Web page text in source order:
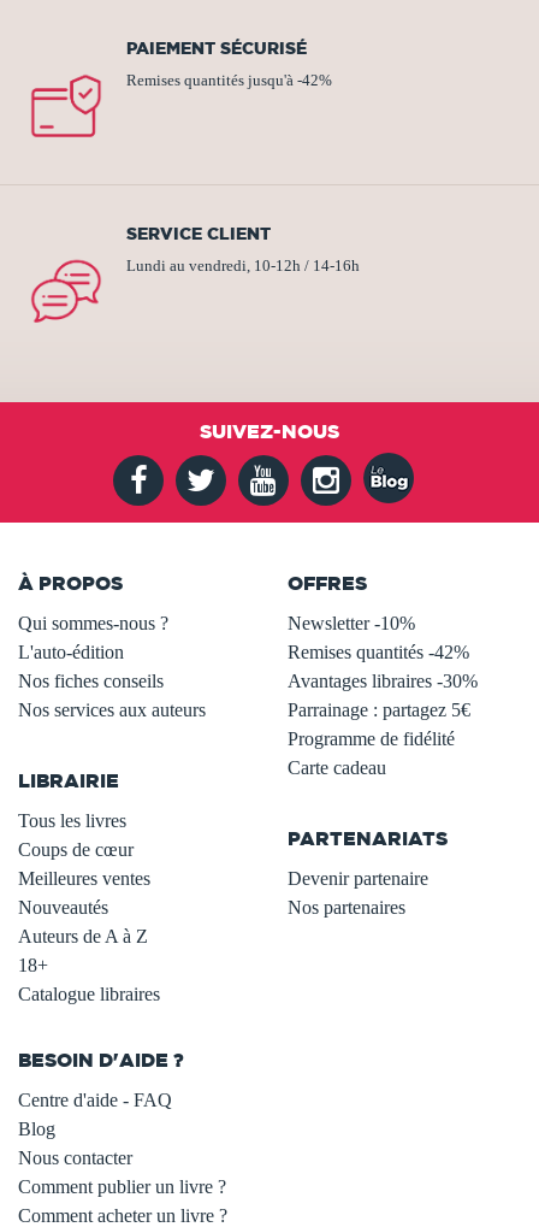
PAIEMENT SÉCURISÉ
Remises quantités jusqu'à -42%
SERVICE CLIENT
Lundi au vendredi, 10-12h / 14-16h
SUIVEZ-NOUS
À PROPOS
Qui sommes-nous ?
L'auto-édition
Nos fiches conseils
Nos services aux auteurs
LIBRAIRIE
Tous les livres
Coups de cœur
Meilleures ventes
Nouveautés
Auteurs de A à Z
18+
Catalogue libraires
OFFRES
Newsletter -10%
Remises quantités -42%
Avantages libraires -30%
Parrainage : partagez 5€
Programme de fidélité
Carte cadeau
PARTENARIATS
Devenir partenaire
Nos partenaires
BESOIN D'AIDE ?
Centre d'aide - FAQ
Blog
Nous contacter
Comment publier un livre ?
Comment acheter un livre ?